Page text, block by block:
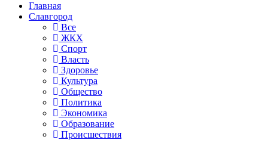
Главная
Славгород
Все
ЖКХ
Спорт
Власть
Здоровье
Культура
Общество
Политика
Экономика
Образование
Происшествия